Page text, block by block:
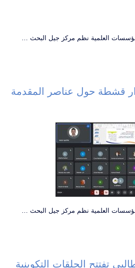
العلمية نظم مركز جيل البحث …
قشطة حول عناصر المقدمة
العلمية نظم مركز جيل البحث …
تفتتح الحلقات التكوينية